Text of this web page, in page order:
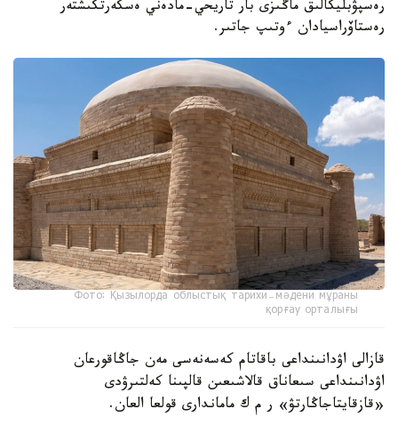
رەسپۋبليكالىق ماڭىزى بار تاريحي-مادەني ەسكەرتكىشتەر
رەستاۆراسيادان ءوتىپ جاتىر.
Фото: Қызылорда облыстық тарихи-мәдени мұраны
қорғау орталығы
قازالى اۋدانىنداعى باقاتام كەسەنەسى مەن جاڭاقورعان
اۋدانىنداعى سىعاناق قالاشىعىن قالپىنا كەلتىرۋدى
«قازقايتاجاڭارتۋ» ر م ك ماماندارى قولعا العان.